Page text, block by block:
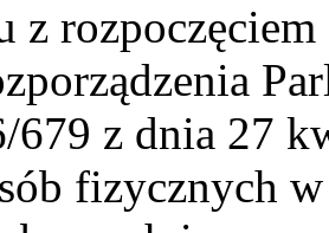
z
679 z dnia 27
fizycznych